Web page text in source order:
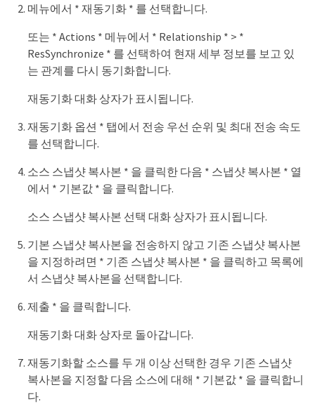
메뉴에서 * 재동기화 * 를 선택합니다.
또는 * Actions * 메뉴에서 * Relationship * > *
ResSynchronize * 를 선택하여 현재 세부 정보를 보고 있
는 관계를 다시 동기화합니다.
재동기화 대화 상자가 표시됩니다.
재동기화 옵션 * 탭에서 전송 우선 순위 및 최대 전송 속도
를 선택합니다.
소스 스냅샷 복사본 * 을 클릭한 다음 * 스냅샷 복사본 * 열
에서 * 기본값 * 을 클릭합니다.
소스 스냅샷 복사본 선택 대화 상자가 표시됩니다.
기본 스냅샷 복사본을 전송하지 않고 기존 스냅샷 복사본
을 지정하려면 * 기존 스냅샷 복사본 * 을 클릭하고 목록에
서 스냅샷 복사본을 선택합니다.
제출 * 을 클릭합니다.
재동기화 대화 상자로 돌아갑니다.
재동기화할 소스를 두 개 이상 선택한 경우 기존 스냅샷
복사본을 지정할 다음 소스에 대해 * 기본값 * 을 클릭합니
다.